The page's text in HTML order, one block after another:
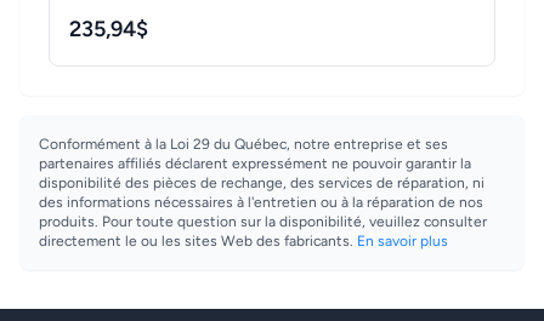
235,94$
Conformément à la Loi 29 du Québec, notre entreprise et ses
partenaires affiliés déclarent expressément ne pouvoir garantir la
disponibilité des pièces de rechange, des services de réparation, ni
des informations nécessaires à l'entretien ou à la réparation de nos
produits. Pour toute question sur la disponibilité, veuillez consulter
directement le ou les sites Web des fabricants. En savoir plus